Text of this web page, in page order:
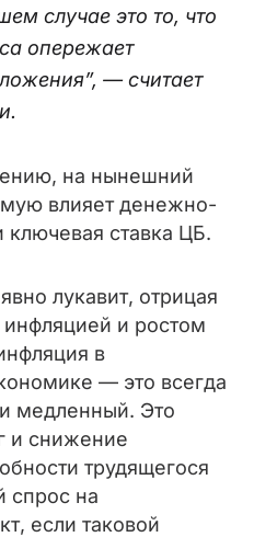
случае это то, что
опережает
— считает
на нынешний
влияет денежно-
ключевая ставка ЦБ.
лукавит, отрицая
и ростом
в
— это всегда
медленный. Это
и снижение
трудящегося
спрос на
если таковой